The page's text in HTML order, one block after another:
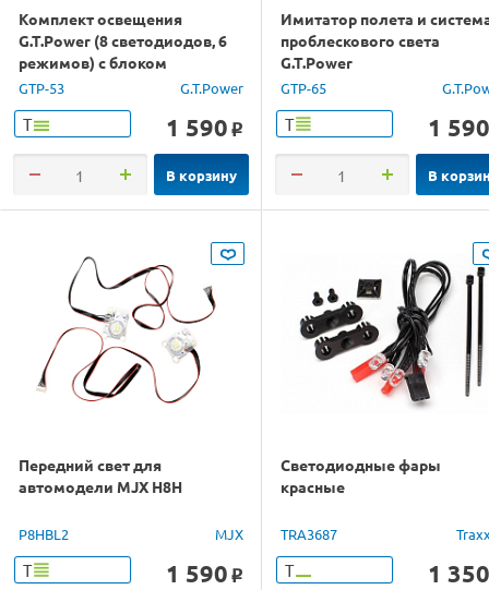
Комплект освещения
G.T.Power (8 светодиодов, 6
режимов) с блоком
управления
GTP-53 G.T.Power
Т 1 590 o
В корзину
Имитатор полета и
проблескового света
G.T.Power
GTP-65
Т 1 590
В
Передний свет для
автомодели MJX H8H
P8HBL2 MJX
Т 1 590 o
Светодиодные фары
красные
TRA3687
Т 1 350